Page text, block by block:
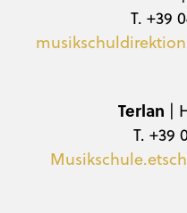
T. +39
Terlan |
T. +39